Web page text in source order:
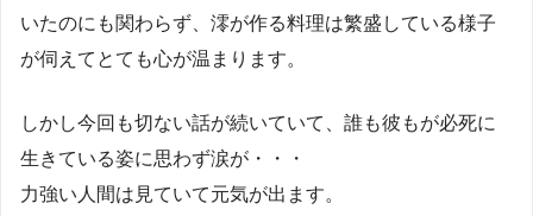
いたのにも関わらず、澪が作る料理は繁盛している様子
が伺えてとても心が温まります。
しかし今回も切ない話が続いていて、誰も彼もが必死に
生きている姿に思わず涙が・・・
力強い人間は見ていて元気が出ます。